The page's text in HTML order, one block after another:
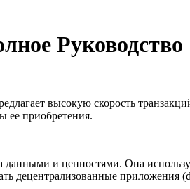
Руководство
высокую скорость
ее приобретения.
данными и ценностями. Она
децентрализованные приложения